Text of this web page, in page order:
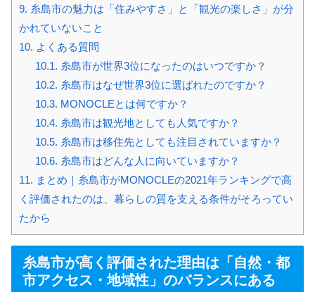
9. 糸島市の魅力は「住みやすさ」と「観光の楽しさ」が分
かれていないこと
10. よくある質問
10.1. 糸島市が世界3位になったのはいつですか？
10.2. 糸島市はなぜ世界3位に選ばれたのですか？
10.3. MONOCLEとは何ですか？
10.4. 糸島市は観光地としても人気ですか？
10.5. 糸島市は移住先としても注目されていますか？
10.6. 糸島市はどんな人に向いていますか？
11. まとめ｜糸島市がMONOCLEの2021年ランキングで高
く評価されたのは、暮らしの質を支える条件がそろってい
たから
糸島市が高く評価された理由は「自然・都
市アクセス・地域性」のバランスにある